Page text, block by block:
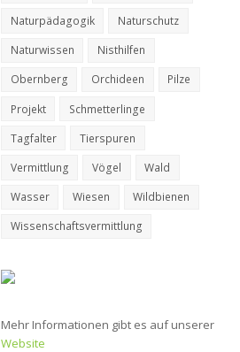
Naturpädagogik
Naturschutz
Naturwissen
Nisthilfen
Obernberg
Orchideen
Pilze
Projekt
Schmetterlinge
Tagfalter
Tierspuren
Vermittlung
Vögel
Wald
Wasser
Wiesen
Wildbienen
Wissenschaftsvermittlung
Mehr Informationen gibt es auf unserer
Website